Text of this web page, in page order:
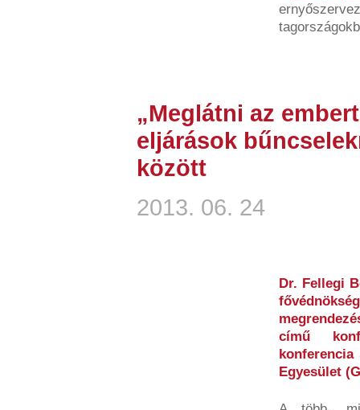
„Meglátni az
eljárások
között
2013. 06. 24
Dr. Fellegi
című
Egyesület